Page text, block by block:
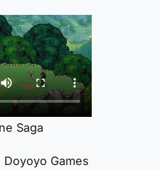
Saga
Games